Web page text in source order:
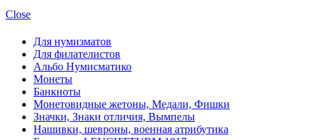
Close
Для нумизматов
Для филателистов
Альбо Нумисматико
Монеты
Банкноты
Монетовидные жетоны, Медали, Фишки
Значки, Знаки отличия, Вымпелы
Нашивки, шевроны, военная атрибутика